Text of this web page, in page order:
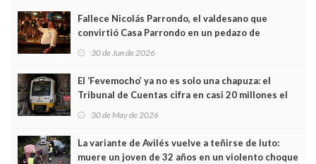
Fallece Nicolás Parrondo, el valdesano que
convirtió Casa Parrondo en un pedazo de
Asturias en Madrid
30 de Jun de 2026
El ‘Fevemocho’ ya no es solo una chapuza: el
Tribunal de Cuentas cifra en casi 20 millones el
sobrecoste de los trenes que no cabían por los
30 de May de 2026
La variante de Avilés vuelve a teñirse de luto:
muere un joven de 32 años en un violento choque